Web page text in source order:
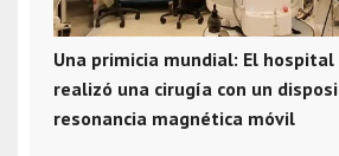
Una primicia mundial: El hospital
realizó una cirugía con un
resonancia magnética móvil